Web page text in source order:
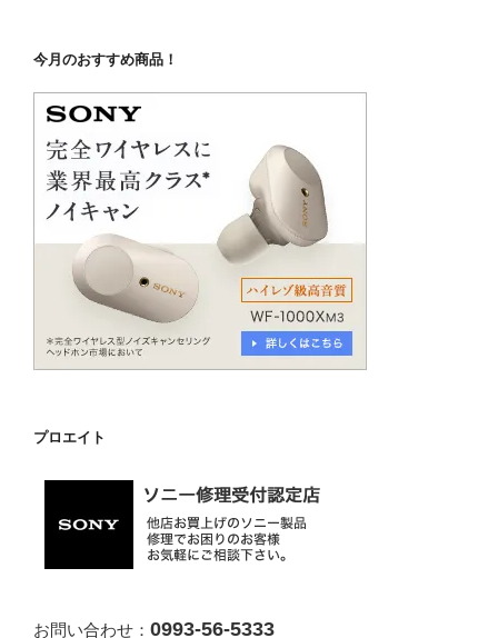
今月のおすすめ商品！
プロエイト
お問い合わせ： 0993-56-5333